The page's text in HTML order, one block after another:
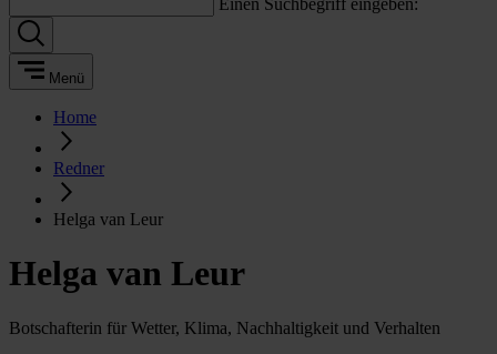
Einen Suchbegriff eingeben:
Menü
Home
Redner
Helga van Leur
Helga van Leur
Botschafterin für Wetter, Klima, Nachhaltigkeit und Verhalten